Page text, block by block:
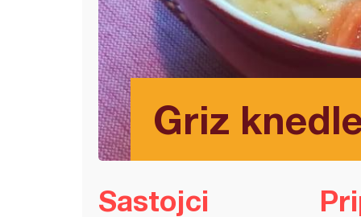
Griz
Sastojci